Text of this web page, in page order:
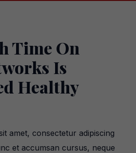
Time On
Is
Healthy
amet, consectetur adipiscing
et accumsan cursus, neque